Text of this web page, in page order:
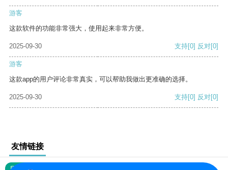
游客
这款软件的功能非常强大，使用起来非常方便。
2025-09-30 支持[0] 反对[0]
游客
这款app的用户评论非常真实，可以帮助我做出更准确的选择。
2025-09-30 支持[0] 反对[0]
友情链接